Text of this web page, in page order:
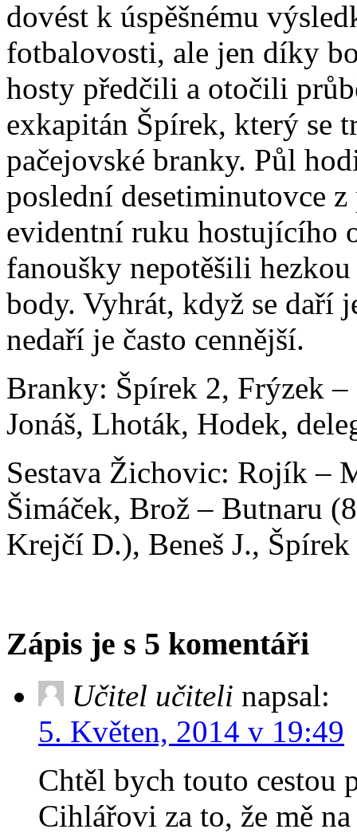
dovést k úspěšnému
fotbalovosti, ale jen díky
hosty předčili a otočili
exkapitán Špírek, který se
pačejovské branky. Půl
poslední desetiminutovce
evidentní ruku hostujícího
fanoušky nepotěšili
body. Vyhrát, když se daří
nedaří je často cennější.
Branky: Špírek 2, Frýzek
Jonáš, Lhoták, Hodek,
Sestava Žichovic: Rojík –
Šimáček, Brož – Butnaru
Krejčí D.), Beneš J.,
Zápis je s 5 komentáři
Učitel učiteli napsal:
5. Květen, 2014 v 19:49
Chtěl bych touto cestou
Cihlářovi za to, že mě